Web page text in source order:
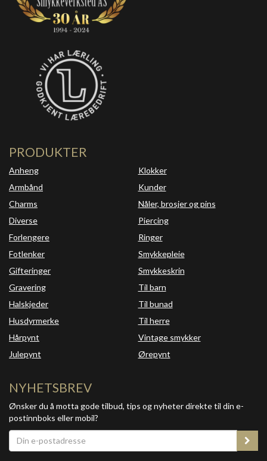
PRODUKTER
Anheng
Armbånd
Charms
Diverse
Forlengere
Fotlenker
Gifteringer
Gravering
Halskjeder
Husdyrmerke
Hårpynt
Julepynt
Klokker
Kunder
Nåler, brosjer og pins
Piercing
Ringer
Smykkepleie
Smykkeskrin
Til barn
Til bunad
Til herre
Vintage smykker
Ørepynt
NYHETSBREV
Ønsker du å motta gode tilbud, tips og nyheter direkte til din e-
postinnboks eller mobil?